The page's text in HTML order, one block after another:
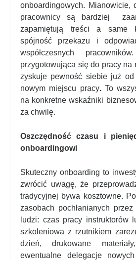
onboardingowych. Mianowicie,
pracownicy są bardziej
zapamiętują treści a same
spójność przekazu i
współczesnych
przygotowująca się do pracy na
zyskuje pewność siebie już
nowym miejscu pracy.To
na konkretne wskaźniki
za chwilę.
Oszczędność czasu i
onboardingowi
Skuteczny onboarding to
zwrócić uwagę, że
tradycyjnej bywa kosztowne.
zasobach pochłanianych
ludzi: czas pracy instruktorów
szkoleniowa z rzutnikiem
dzień, drukowane
ewentualne delegacje